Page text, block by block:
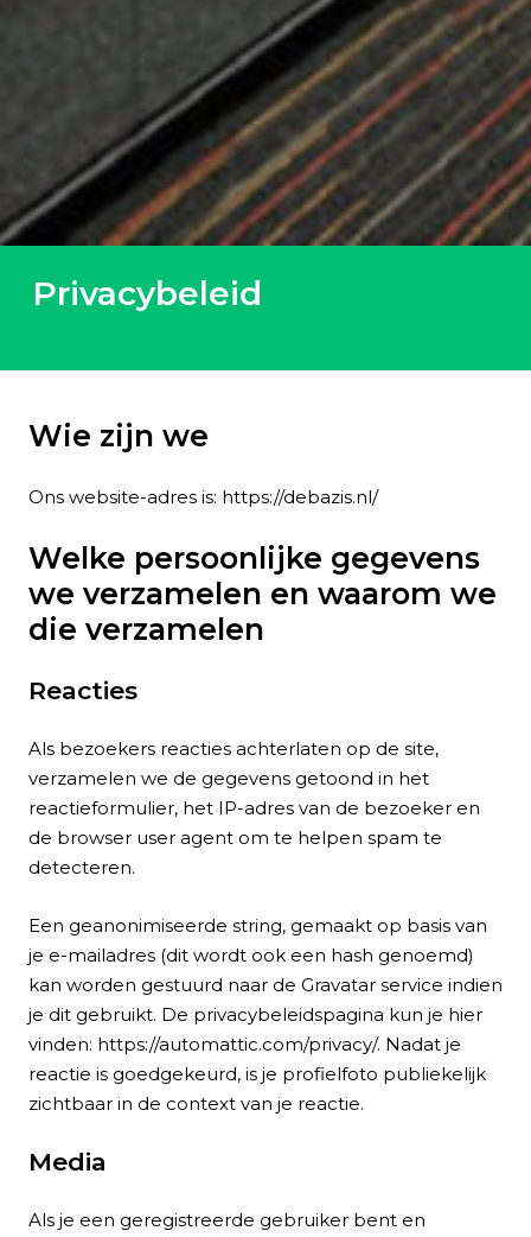
Privacybeleid
Wie zijn we
Ons website-adres is: https://debazis.nl/
Welke persoonlijke gegevens
we verzamelen en waarom we
die verzamelen
Reacties
Als bezoekers reacties achterlaten op de site,
verzamelen we de gegevens getoond in het
reactieformulier, het IP-adres van de bezoeker en
de browser user agent om te helpen spam te
detecteren.
Een geanonimiseerde string, gemaakt op basis van
je e-mailadres (dit wordt ook een hash genoemd)
kan worden gestuurd naar de Gravatar service indien
je dit gebruikt. De privacybeleidspagina kun je hier
vinden: https://automattic.com/privacy/. Nadat je
reactie is goedgekeurd, is je profielfoto publiekelijk
zichtbaar in de context van je reactie.
Media
Als je een geregistreerde gebruiker bent en